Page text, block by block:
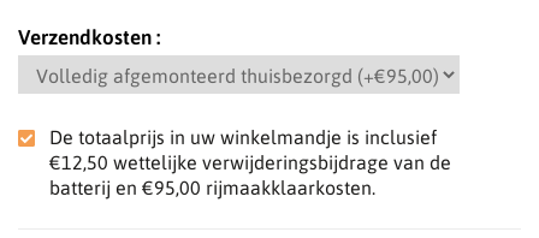
Verzendkosten
De totaalprijs in uw winkelmandje is inclusief
€12,50 wettelijke verwijderingsbijdrage van de
batterij en €95,00 rijmaakklaarkosten.